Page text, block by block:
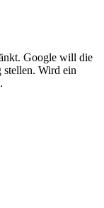
Google will die
Wird ein